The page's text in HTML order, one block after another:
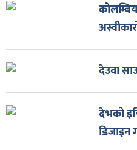
देउवा
देभको
डिजाइन